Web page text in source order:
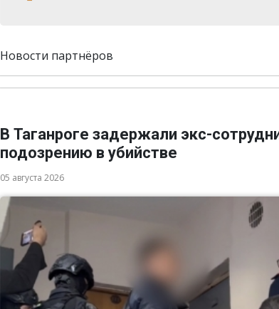
Новости партнёров
В Таганроге задержали экс-
подозрению в убийстве
05 августа 2026